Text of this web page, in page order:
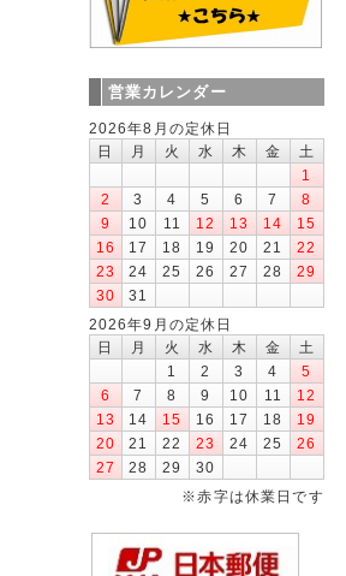
営業カレンダー
2026年8月の定休日
日
月 火 水 木 金
土
1
2
3 4 5 6 7
8
9
10 11 12 13 14
15
16
17 18 19 20 21
22
23
24 25 26 27 28
29
30
31
2026年9月の定休日
日
月 火 水 木 金
土
1
2 3 4
5
6
7 8 9 10 11
12
13
14 15 16 17 18
19
20
21 22 23 24 25
26
27
28 29
30
※赤字は休業日です